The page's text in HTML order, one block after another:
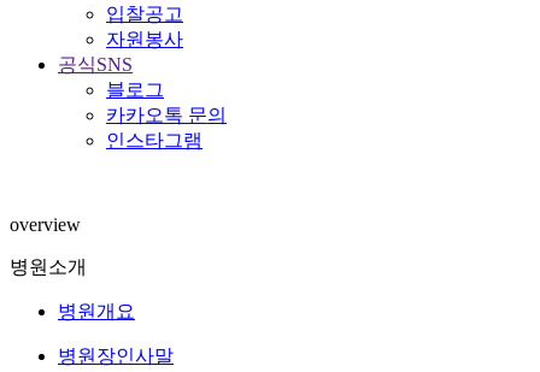
입찰공고
자원봉사
공식SNS
블로그
카카오톡 문의
인스타그램
overview
병원소개
병원개요
병원장인사말